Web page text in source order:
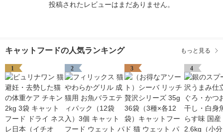
投稿されたレビューはまだありません。
キャットフードの人気ランキング もっと見る
1 2 3 4